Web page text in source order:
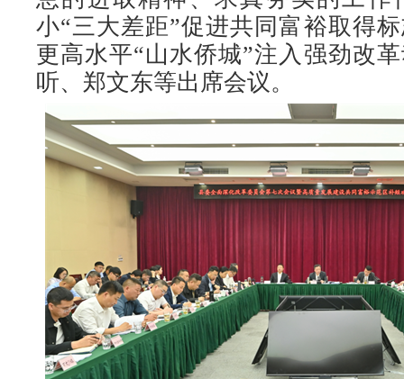
小“三大差距”促进共同富裕取得
更高水平“山水侨城”注入强劲改
听、郑文东等出席会议。